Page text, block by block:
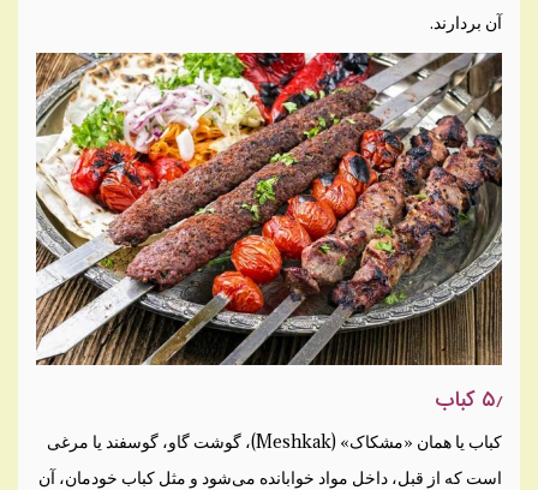
آن بردارند.
۵٫ کباب
کباب یا همان «مشکاک» (Meshkak)، گوشت گاو، گوسفند یا مرغی
است که از قبل، داخل مواد خوابانده می‌شود و مثل کباب خودمان، آن